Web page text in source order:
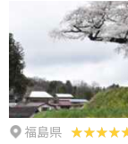
福島県